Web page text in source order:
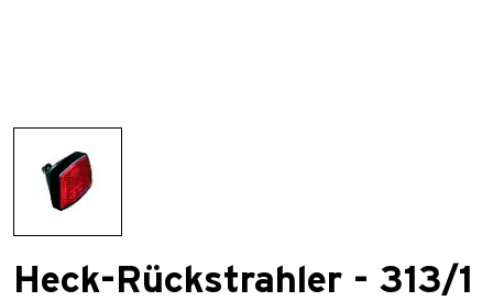
Heck-Rückstrahler - 313/1